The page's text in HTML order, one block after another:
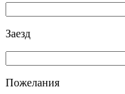
Заезд
Пожелания